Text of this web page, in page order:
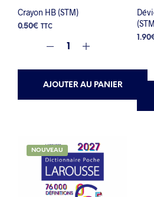
Crayon HB (STM)
0.50€ TTC
AJOUTER AU PANIER
1.90
NOUVEAU